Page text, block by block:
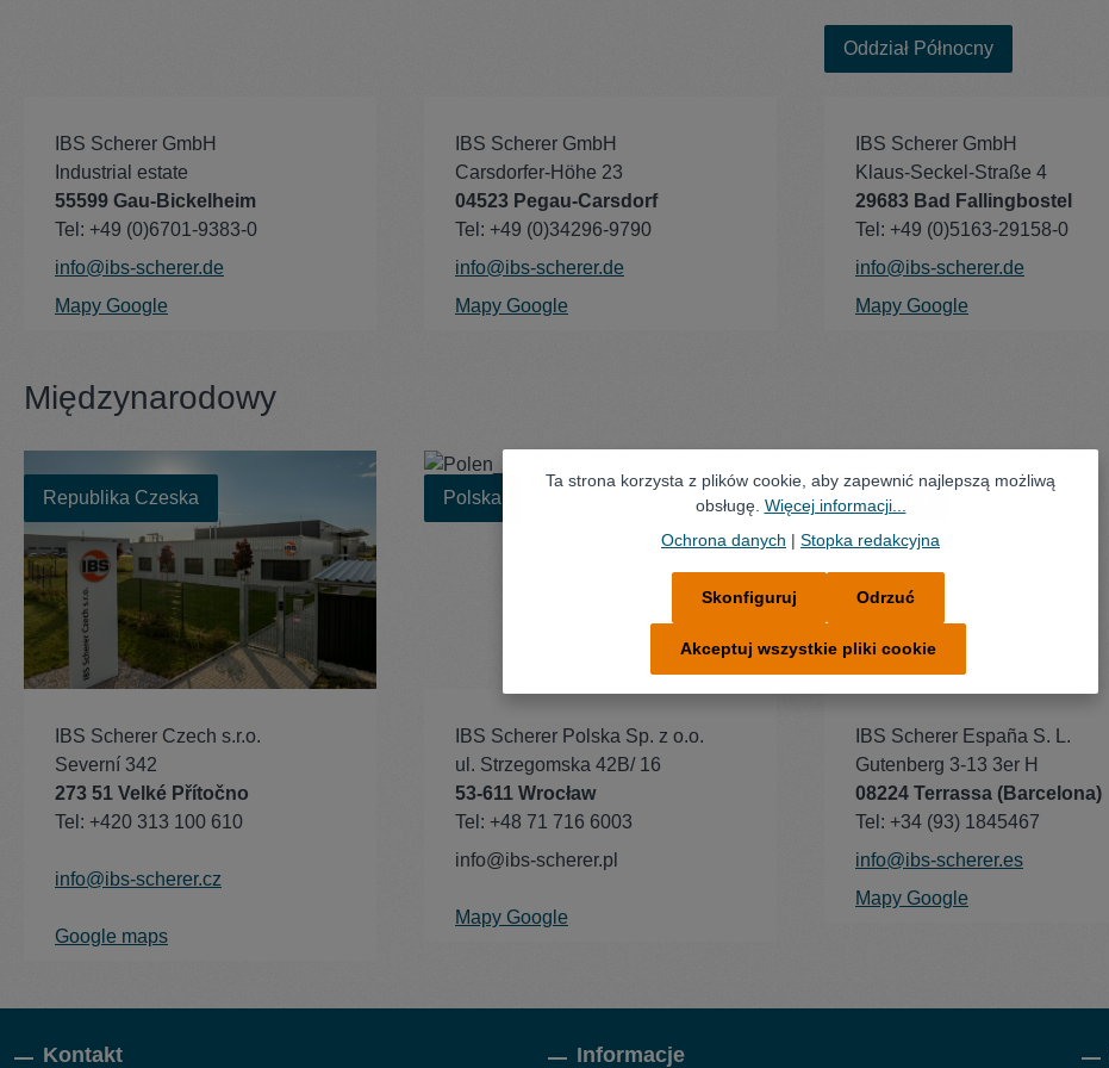
IBS Scherer GmbH
Industrial estate
55599 Gau-Bickelheim
Tel: +49 (0)6701-9383-0
info@ibs-scherer.de
Mapy Google
IBS Scherer GmbH
Carsdorfer-Höhe 23
04523 Pegau-Carsdorf
Tel: +49 (0)34296-9790
info@ibs-scherer.de
Mapy Google
Oddział Północny
IBS Scherer GmbH
Klaus-Seckel-Straße 4
29683 Bad Fallingbostel
Tel: +49 (0)5163-29158-0
info@ibs-scherer.de
Mapy Google
Międzynarodowy
Republika Czeska
IBS Scherer Czech s.r.o.
Severní 342
273 51 Velké Přítočno
Tel: +420 313 100 610
info@ibs-scherer.cz
Google maps
Polska
IBS Scherer Polska Sp. z o.o.
ul. Strzegomska 42B/ 16
53-611 Wrocław
Tel: +48 71 716 6003
info@ibs-scherer.pl
Mapy Google
Hiszpania
IBS Scherer España S. L.
Gutenberg 3-13 3er H
08224 Terrassa (Barcelona)
Tel: +34 (93) 1845467
info@ibs-scherer.es
Mapy Google
Kontakt Informacje
Ta strona korzysta z plików cookie, aby zapewnić najlepszą możliwą
obsługę. Więcej informacji...
Ochrona danych | Stopka redakcyjna
Odrzuć
Skonfiguruj
Akceptuj wszystkie pliki cookie